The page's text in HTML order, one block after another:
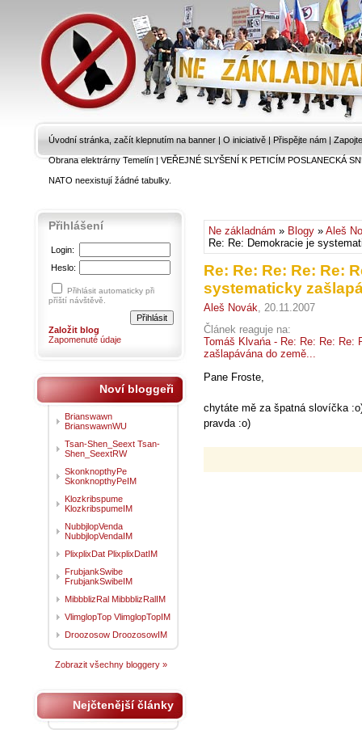
Úvodní stránka, začít klepnutím na banner | O iniciativě | Přispějte nám |
Obrana elektrárny Temelín|VEŘEJNÉ SLYŠENÍ K PETICÍM POSLANECKÁ
NATO neexistují žádné tabulky.
Ne základnám » Blogy » Aleš
Re: Re: Demokracie je
Re: Re: Re: Re: Re:
systematicky
Aleš Novák, 20.11.2007
Článek reaguje na:
Tomáš Klvańa - Re: Re: Re: Re:
zašlapávána do země...
Pane Froste,
chytáte mě za špatná slovíčka
pravda :o)
Přihlášení
Login:
Heslo:
Přihlásit automaticky při
příští návštěvě.
Založit blog
Zapomenuté údaje
Noví bloggeři
Brianswawn
BrianswawnWU
Tsan-Shen_Seext Tsan-
Shen_SeextRW
SkonknopthyPe
SkonknopthyPeIM
Klozkribspume
KlozkribspumeIM
NubbjlopVenda
NubbjlopVendaIM
PlixplixDat PlixplixDatIM
FrubjankSwibe
FrubjankSwibeIM
MibbblizRal MibbblizRalIM
VlimglopTop VlimglopTopIM
Droozosow DroozosowIM
Zobrazit všechny bloggery »
Nejčtenější články